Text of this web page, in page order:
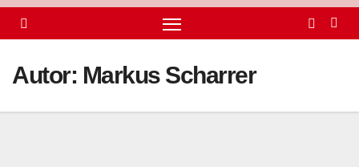
Autor: Markus Scharrer